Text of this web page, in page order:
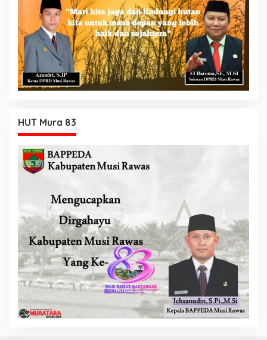
HUT Mura 83